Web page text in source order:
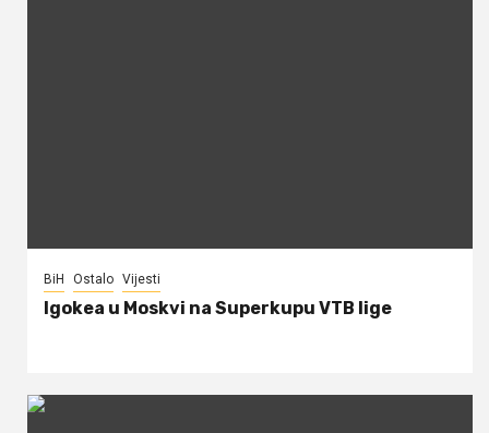
BiH Ostalo Vijesti
Igokea u Moskvi na Superkupu VTB lige